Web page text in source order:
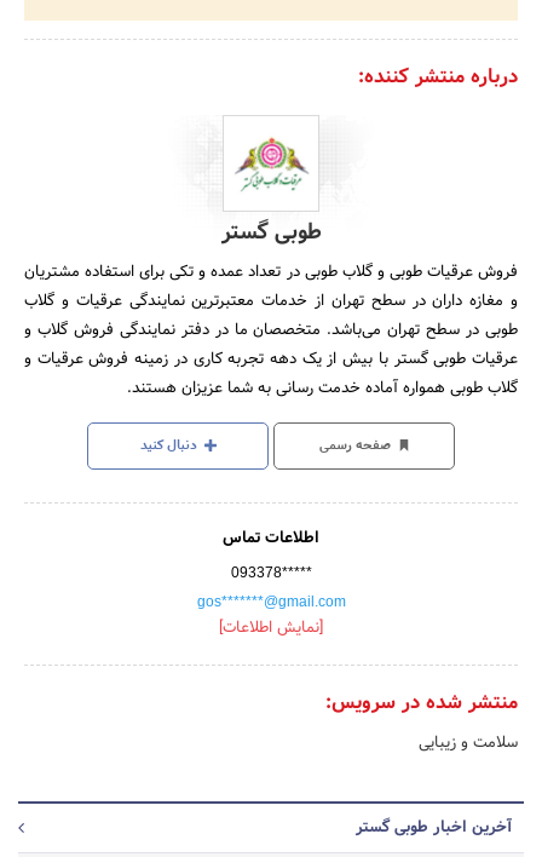
درباره منتشر کننده:
طوبی گستر
فروش عرقیات طوبی و گلاب طوبی در تعداد عمده و تکی برای استفاده مشتریان
و مغازه داران در سطح تهران از خدمات معتبرترین نمایندگی عرقیات و گلاب
طوبی در سطح تهران می‌باشد. متخصصان ما در دفتر نمایندگی فروش گلاب و
عرقیات طوبی گستر با بیش از یک دهه تجربه کاری در زمینه فروش عرقیات و
گلاب طوبی همواره آماده خدمت رسانی به شما عزیزان هستند.
صفحه رسمی دنبال کنید
اطلاعات تماس
093378*****
gos*******@gmail.com
[نمایش اطلاعات]
منتشر شده در سرویس:
سلامت و زیبایی
آخرین اخبار طوبی گستر